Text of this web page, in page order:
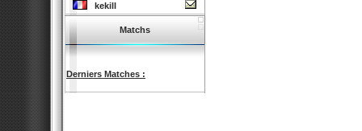
kekill
Matchs
Derniers Matches :